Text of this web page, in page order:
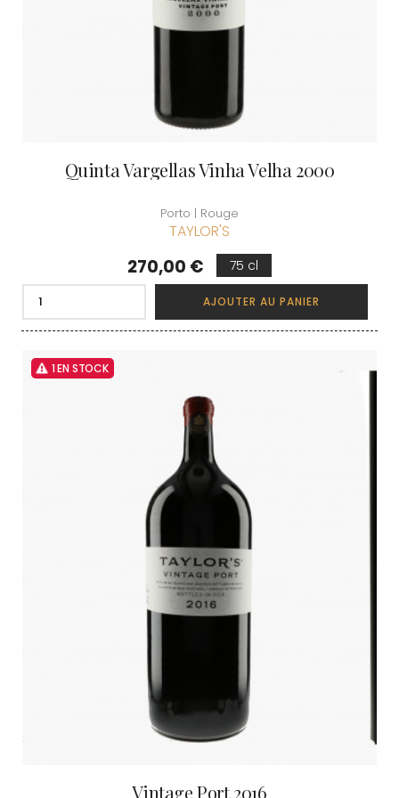
Quinta Vargellas Vinha Velha 2000
Porto | Rouge
TAYLOR'S
Prix
270,00 € 75 cl
AJOUTER AU PANIER
1 EN STOCK
Vintage Port 2016